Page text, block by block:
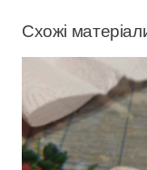
Схожі